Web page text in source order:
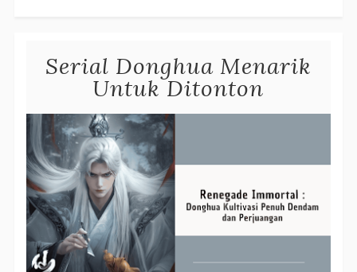
Serial Donghua Menarik
Untuk Ditonton